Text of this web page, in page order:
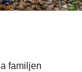
familjen